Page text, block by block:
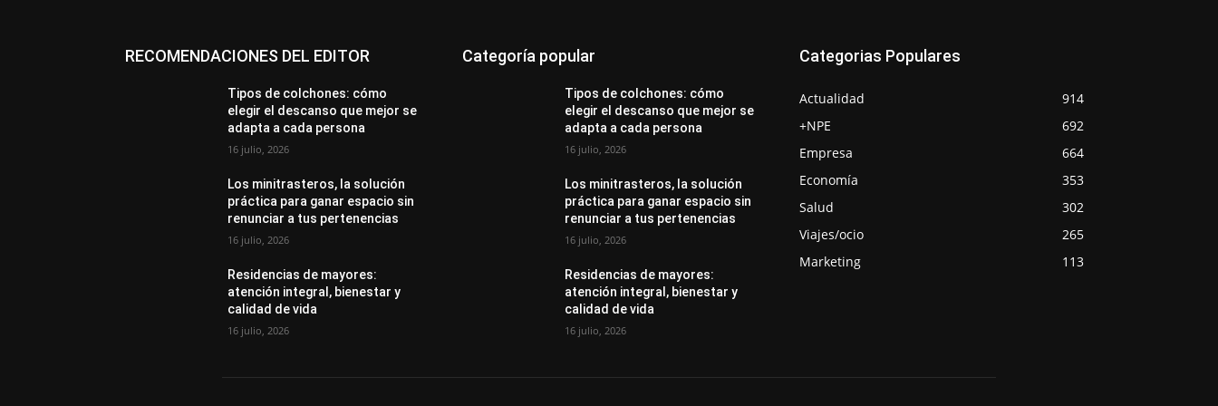
RECOMENDACIONES DEL EDITOR
Tipos de colchones: cómo
elegir el descanso que mejor se
adapta a cada persona
16 julio, 2026
Los minitrasteros, la solución
práctica para ganar espacio sin
renunciar a tus pertenencias
16 julio, 2026
Residencias de mayores:
atención integral, bienestar y
calidad de vida
16 julio, 2026
Categoría popular
Tipos de colchones: cómo
elegir el descanso que mejor se
adapta a cada persona
16 julio, 2026
Los minitrasteros, la solución
práctica para ganar espacio sin
renunciar a tus pertenencias
16 julio, 2026
Residencias de mayores:
atención integral, bienestar y
calidad de vida
16 julio, 2026
Categorias Populares
Actualidad
914
+NPE
692
Empresa
664
Economía
353
Salud
302
Viajes/ocio
265
Marketing
113